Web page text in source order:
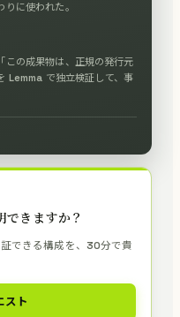
に使われた。
この成果物は、正規の発行元
Lemma で独立検証して、事
できますか？
できる構成を、30分で貴
スト